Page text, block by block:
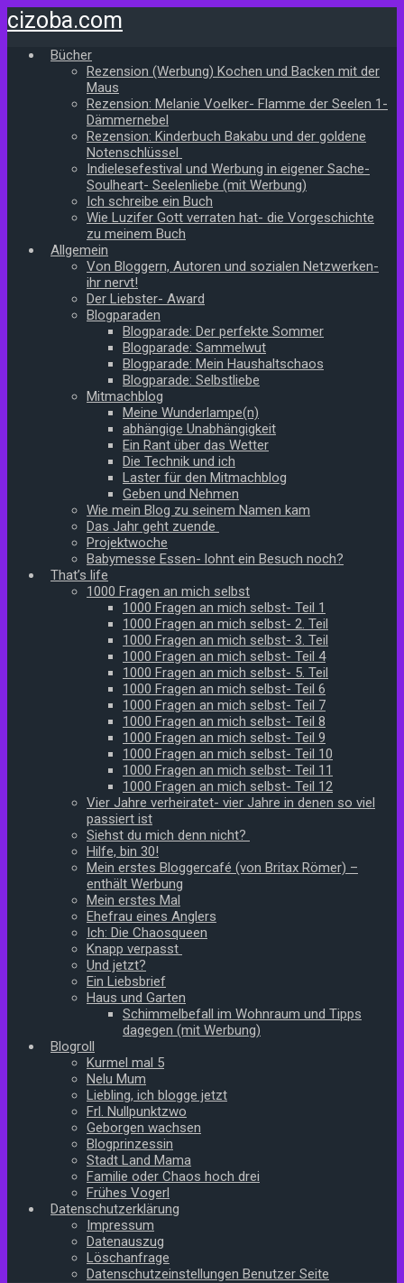
Zum
Hauptinhalt
springen
cizoba.com
Bücher
Rezension (Werbung) Kochen und Backen mit der
Maus
Rezension: Melanie Voelker- Flamme der Seelen 1-
Dämmernebel
Rezension: Kinderbuch Bakabu und der goldene
Notenschlüssel
Indielesefestival und Werbung in eigener Sache-
Soulheart- Seelenliebe (mit Werbung)
Ich schreibe ein Buch
Wie Luzifer Gott verraten hat- die Vorgeschichte
zu meinem Buch
Allgemein
Von Bloggern, Autoren und sozialen Netzwerken-
ihr nervt!
Der Liebster- Award
Blogparaden
Blogparade: Der perfekte Sommer
Blogparade: Sammelwut
Blogparade: Mein Haushaltschaos
Blogparade: Selbstliebe
Mitmachblog
Meine Wunderlampe(n)
abhängige Unabhängigkeit
Ein Rant über das Wetter
Die Technik und ich
Laster für den Mitmachblog
Geben und Nehmen
Wie mein Blog zu seinem Namen kam
Das Jahr geht zuende
Projektwoche
Babymesse Essen- lohnt ein Besuch noch?
That’s life
1000 Fragen an mich selbst
1000 Fragen an mich selbst- Teil 1
1000 Fragen an mich selbst- 2. Teil
1000 Fragen an mich selbst- 3. Teil
1000 Fragen an mich selbst- Teil 4
1000 Fragen an mich selbst- 5. Teil
1000 Fragen an mich selbst- Teil 6
1000 Fragen an mich selbst- Teil 7
1000 Fragen an mich selbst- Teil 8
1000 Fragen an mich selbst- Teil 9
1000 Fragen an mich selbst- Teil 10
1000 Fragen an mich selbst- Teil 11
1000 Fragen an mich selbst- Teil 12
Vier Jahre verheiratet- vier Jahre in denen so viel
passiert ist
Siehst du mich denn nicht?
Hilfe, bin 30!
Mein erstes Bloggercafé (von Britax Römer) –
enthält Werbung
Mein erstes Mal
Ehefrau eines Anglers
Ich: Die Chaosqueen
Knapp verpasst
Und jetzt?
Ein Liebsbrief
Haus und Garten
Schimmelbefall im Wohnraum und Tipps
dagegen (mit Werbung)
Blogroll
Kurmel mal 5
Nelu Mum
Liebling, ich blogge jetzt
Frl. Nullpunktzwo
Geborgen wachsen
Blogprinzessin
Stadt Land Mama
Familie oder Chaos hoch drei
Frühes Vogerl
Datenschutzerklärung
Impressum
Datenauszug
Löschanfrage
Datenschutzeinstellungen Benutzer Seite